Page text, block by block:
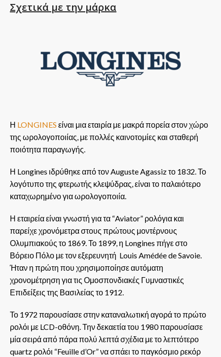
Σχετικά με την μάρκα
Η LONGINES είναι μια εταιρία με μακρά πορεία στον χώρο
της ωρολογοποιίας, με πολλές καινοτομίες και σταθερή
ποιότητα παραγωγής.
Η Longines ιδρύθηκε από τον Auguste Agassiz το 1832. Το
λογότυπο της φτερωτής κλεψύδρας, είναι το παλαιότερο
καταχωρημένο για ωρολογοποιία.
Η εταιρεία είναι γνωστή για τα “Aviator” ρολόγια και
παρείχε χρονόμετρα στους πρώτους μοντέρνους
Ολυμπιακούς το 1869. Το 1899, η Longines πήγε στο
Βόρειο Πόλο με τον εξερευνητή Louis Amédée de Savoie.
Ήταν η πρώτη που χρησιμοποίησε αυτόματη
χρονομέτρηση για τις Ομοσπονδιακές Γυμναστικές
Επιδείξεις της Βασιλείας το 1912.
Το 1972 παρουσίασε στην καταναλωτική αγορά το πρώτο
ρολόι με LCD-οθόνη. Την δεκαετία του 1980 παρουσίασε
μία σειρά από πάρα πολύ λεπτά σχέδια με το λεπτότερο
quartz ρολόι “Feuille d’Or” να σπάει το παγκόσμιο ρεκόρ